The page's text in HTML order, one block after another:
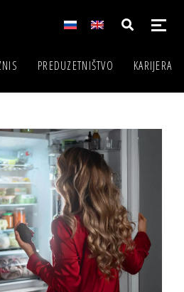
PREDUZETNIŠTVO KARIJERA